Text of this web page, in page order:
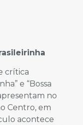
crítica
e “Bossa
no
Centro, em
acontece